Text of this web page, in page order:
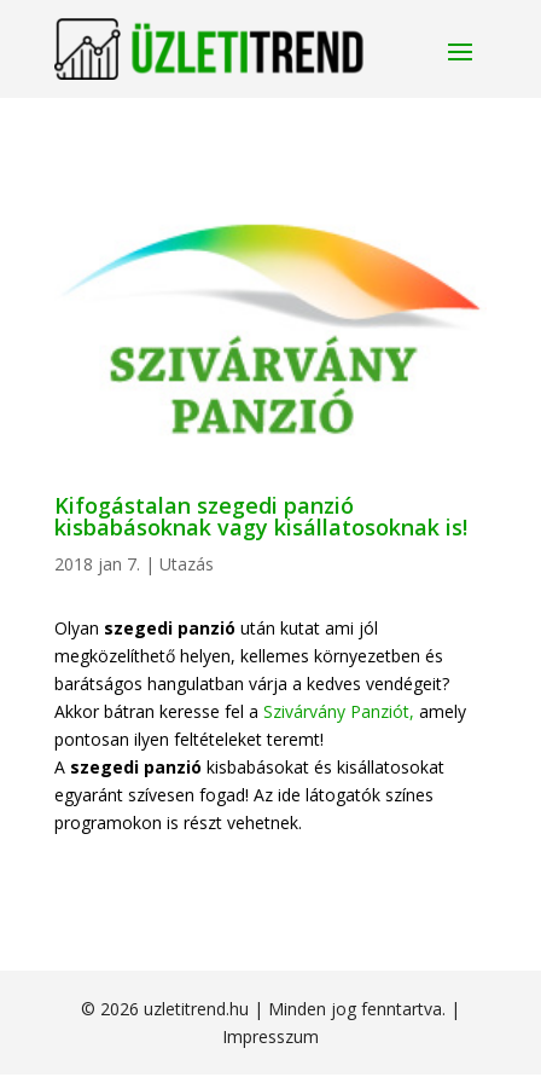
Kifogástalan szegedi panzió
kisbabásoknak vagy kisállatosoknak is!
2018 jan 7. | Utazás
Olyan szegedi panzió után kutat ami jól
megközelíthető helyen, kellemes környezetben és
barátságos hangulatban várja a kedves vendégeit?
Akkor bátran keresse fel a Szivárvány Panziót, amely
pontosan ilyen feltételeket teremt!
A szegedi panzió kisbabásokat és kisállatosokat
egyaránt szívesen fogad! Az ide látogatók színes
programokon is részt vehetnek.
© 2026 uzletitrend.hu | Minden jog fenntartva. |
Impresszum